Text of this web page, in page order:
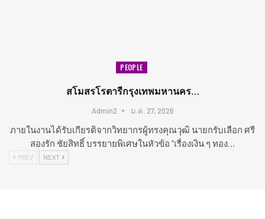
PEOPLE
สโมสรโรตารีกรุงเทพมหานคร…
Admin2 ม.ค. 27, 2026
ภายในงานได้รับเกียรติจากวิทยากรผู้ทรงคุณวุฒิ นายกรับเลือก ศรี
สองรัก ชัยสิทธิ์ บรรยายพิเศษในหัวข้อ “เรื่องเงิน ๆ ทอง…
PREV NEXT